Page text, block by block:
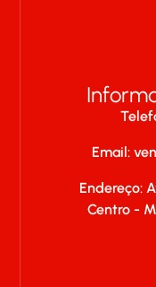
Email:
Endereço:
Centro -